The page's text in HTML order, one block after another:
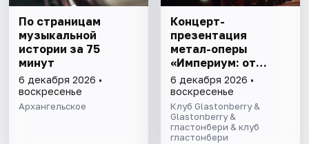
По страницам
музыкальной
истории за 75
минут
6 декабря 2026 •
воскресенье
Архангельское
Концерт-
презентация
метал-оперы
«Империум: от
величия к
предательству»
6 декабря 2026 •
воскресенье
Клуб Glastonberry &
Glastonberry &
гластонбери & клуб
гластонбери